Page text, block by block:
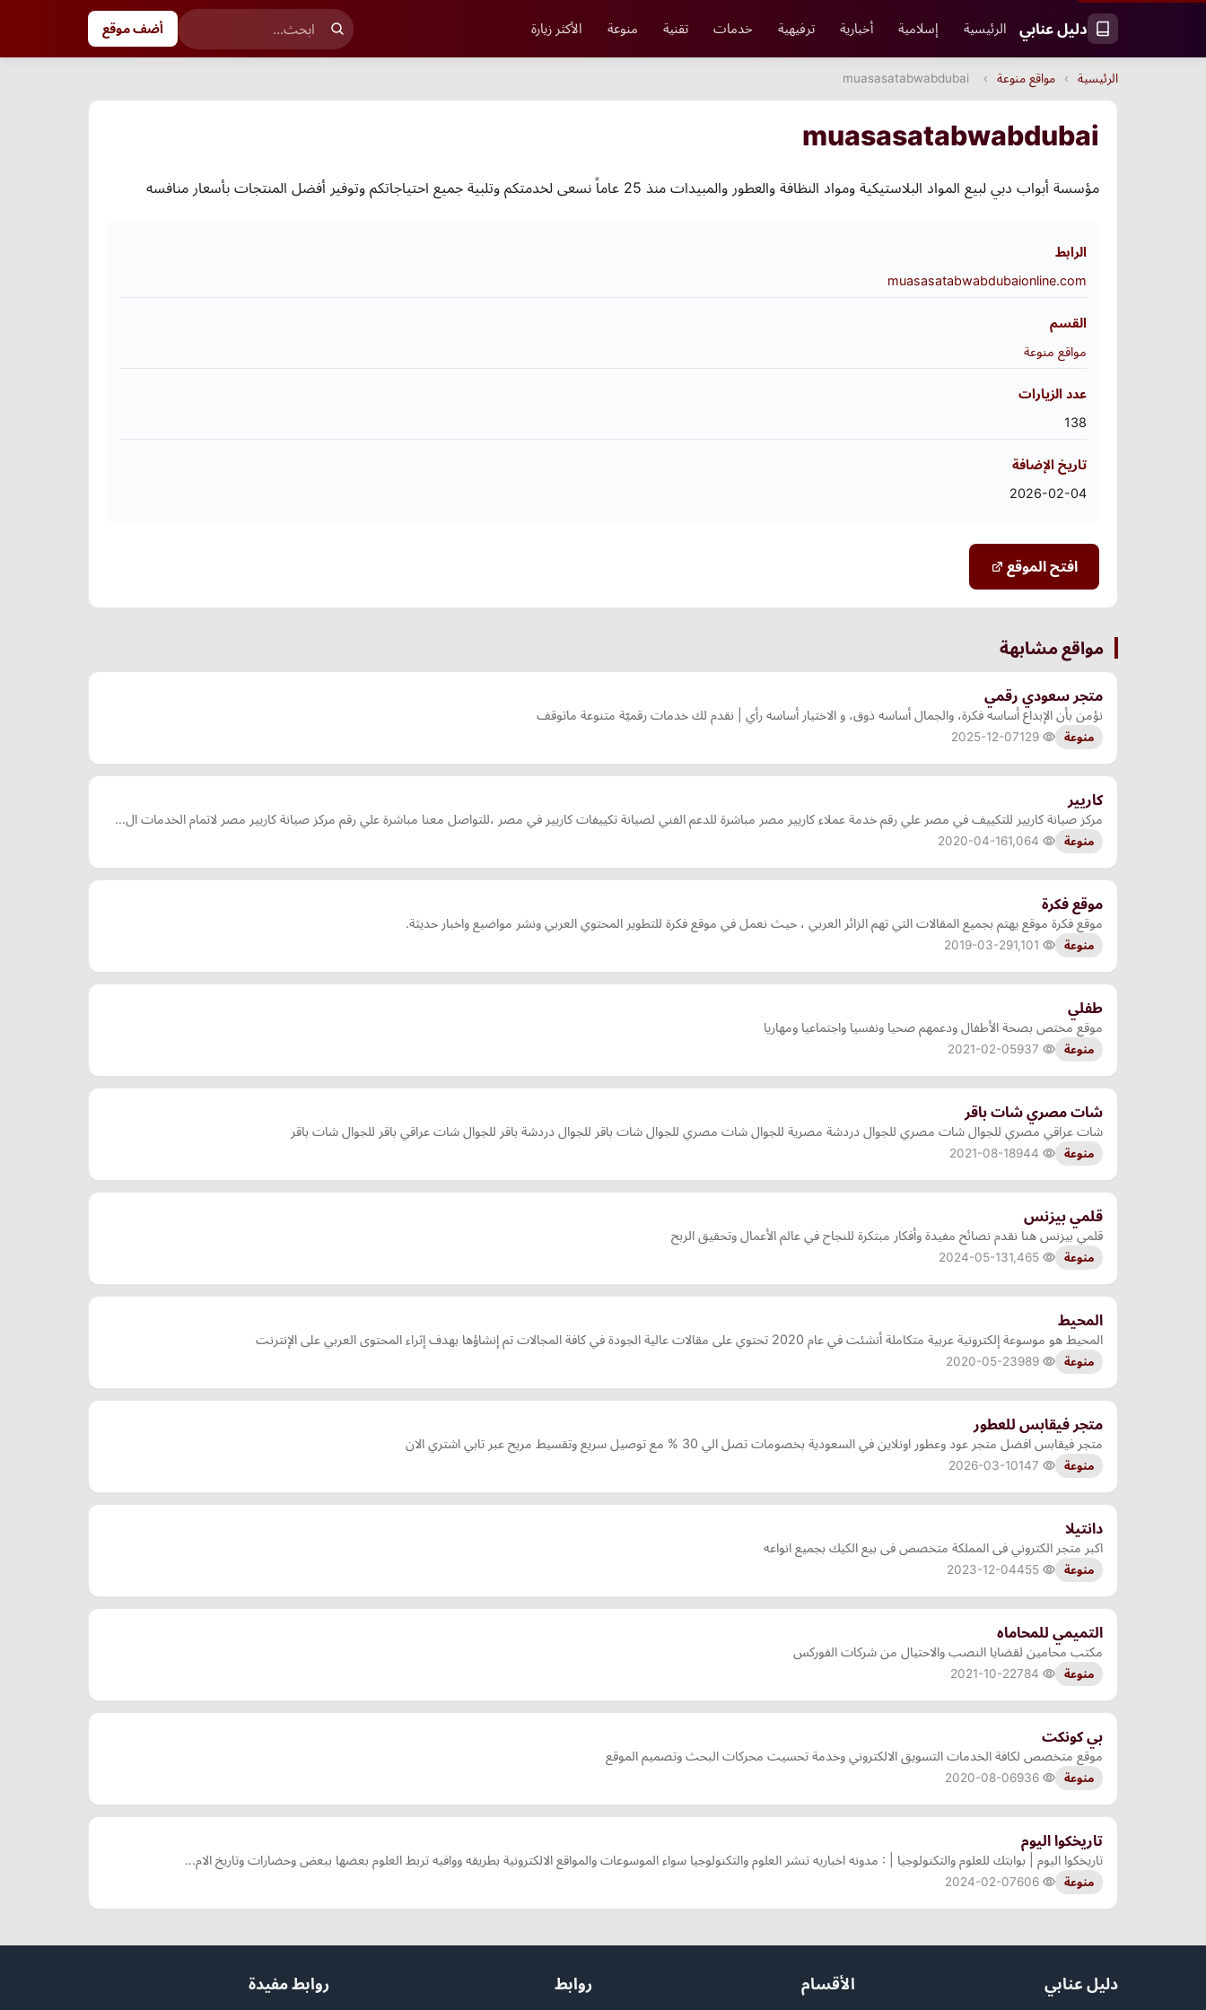
دليل عنابي الرئيسية إسلامية أخبارية ترفيهية خدمات تقنية منوعة الأكثر زيارة أضف موقع
الرئيسية › مواقع منوعة ›
muasasatabwabdubai
muasasatabwabdubai
مؤسسة أبواب دبي لبيع المواد البلاستيكية ومواد النظافة والعطور والمبيدات منذ 25 عاماً نسعى لخدمتكم وتلبية جميع احتياجاتكم وتوفير أفضل المنتجات بأسعار منافسه
الرابط
muasasatabwabdubaionline.com
القسم
مواقع منوعة
عدد الزيارات
138
تاريخ الإضافة
2026-02-04
افتح الموقع
مواقع مشابهة
متجر سعودي رقمي
نؤمن بأن الإبداع أساسه فكرة، والجمال أساسه ذوق، و الاختيار أساسه رأي | نقدم لك خدمات رقميّة متنوعة ماتوقف
منوعة 2025-12-07
كاريير
مركز صيانة كاريير للتكييف في مصر علي رقم خدمة عملاء كاريير مصر مباشرة للدعم الفني لصيانة تكييفات كاريير في مصر ،للتواصل معنا مباشرة علي رقم مركز صيانة كاريير مصر لاتمام الخدمات ال…
منوعة 2020-04-16
موقع فكرة
موقع فكرة موقع يهتم بجميع المقالات التي تهم الزائر العربي ، حيث نعمل في موقع فكرة للتطوير المحتوي العربي ونشر مواضيع واخبار حديثة.
منوعة 2019-03-29
طفلي
موقع مختص بصحة الأطفال ودعمهم صحيا ونفسيا واجتماعيا ومهاريا
منوعة 2021-02-05
شات مصري شات باقر
شات عراقي مصري للجوال شات مصري للجوال دردشة مصرية للجوال شات مصري للجوال شات باقر للجوال دردشة باقر للجوال شات عراقي باقر للجوال شات باقر
منوعة 2021-08-18
قلمي بيزنس
قلمي بيزنس هنا نقدم نصائح مفيدة وأفكار مبتكرة للنجاح في عالم الأعمال وتحقيق الربح
منوعة 2024-05-13
المحيط
المحيط هو موسوعة إلكترونية عربية متكاملة أنشئت في عام 2020 تحتوي على مقالات عالية الجودة في كافة المجالات تم إنشاؤها بهدف إثراء المحتوى العربي على الإنترنت
منوعة 2020-05-23
متجر فيقابس للعطور
متجر فيقابس افضل متجر عود وعطور اونلاين في السعودية بخصومات تصل الي 30 % مع توصيل سريع وتقسيط مريح عبر تابي اشتري الان
منوعة 2026-03-10
دانتيلا
اكبر متجر الكتروني فى المملكة متخصص فى بيع الكيك بجميع انواعه
منوعة 2023-12-04
التميمي للمحاماه
مكتب محامين لقضايا النصب والاحتيال من شركات الفوركس
منوعة 2021-10-22
بي كونكت
موقع متخصص لكافة الخدمات التسويق الالكتروني وخدمة تحسيت محركات البحث وتصميم الموقع
منوعة 2020-08-06
تاريخكوا اليوم
تاريخكوا اليوم | بوابتك للعلوم والتكنولوجيا | : مدونه اخباريه تنشر العلوم والتكنولوجيا سواء الموسوعات والمواقع الالكترونية بطريقه ووافيه تربط العلوم بعضها ببعض وحضارات وتاريخ الام…
منوعة 2024-02-07
دليل عنابي الأقسام روابط روابط مفيدة